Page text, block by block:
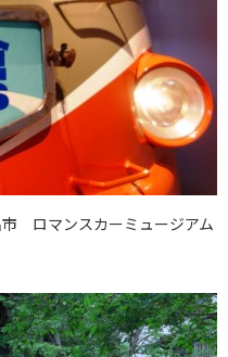
ロマンスカーミュージアム